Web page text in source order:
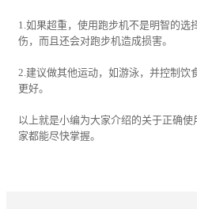
1.如果超重，使用跑步机不是明智的
伤，而且还会对跑步机造成损害。
2.建议做其他运动，如游泳，并控制
更好。
以上就是小编为大家介绍的关于正确
家都能尽快掌握。